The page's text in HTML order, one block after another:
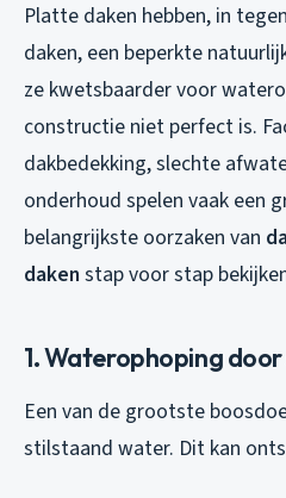
Platte daken hebben, in
daken, een beperkte
ze kwetsbaarder voor
constructie niet perfect is.
dakbedekking, slechte
onderhoud spelen vaak een
belangrijkste oorzaken van
daken stap voor stap
1. Waterophoping
Een van de grootste
stilstaand water. Dit kan